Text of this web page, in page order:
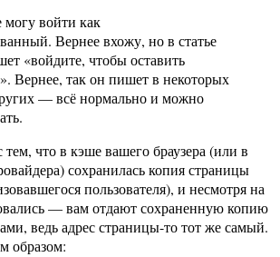
войти как
Вернее вхожу, но в статье
«войдите, чтобы оставить
Вернее, так он пишет в некоторых
— всё нормально и можно
тем, что в кэше вашего браузера (или в
сохранилась копия страницы
пользователя), и несмотря на
— вам отдают сохраненную копию
ведь адрес страницы-то тот же самый.
образом: